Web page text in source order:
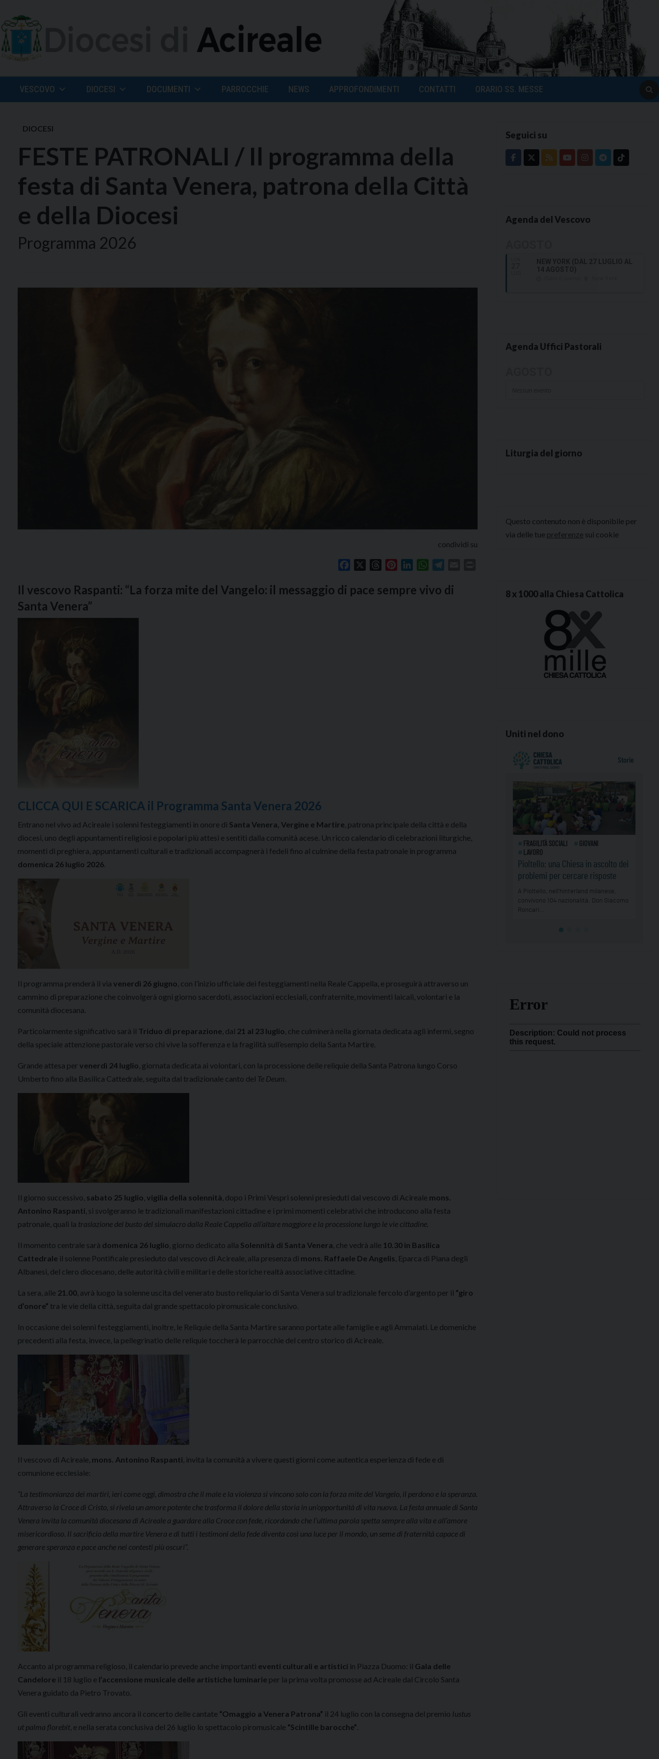
to
content
VESCOVO DIOCESI DOCUMENTI PARROCCHIE NEWS APPROFONDIMENTI CONTATTI ORARIO SS. MESSE
DIOCESI
FESTE PATRONALI / Il programma della
festa di Santa Venera, patrona della Città
e della Diocesi
Programma 2026
condividi su
Facebook ThreadsPinterestLinkedInWhatsApp
Il vescovo Raspanti: “La forza mite del Vangelo: il messaggio di pace sempre vivo di
Santa Venera”
CLICCA QUI E SCARICA il Programma Santa Venera 2026
Entrano nel vivo ad Acireale i solenni festeggiamenti in onore di Santa Venera, Vergine e Martire , patrona principale della città e della
diocesi, uno degli appuntamenti religiosi e popolari più attesi e sentiti dalla comunità acese. Un ricco calendario di celebrazioni liturgiche,
momenti di preghiera, appuntamenti culturali e tradizionali accompagnerà i fedeli fino al culmine della festa patronale in programma
domenica 26 luglio 2026
Il programma prenderà il via venerdì 26 giugno , con l’inizio ufficiale dei festeggiamenti nella Reale Cappella, e proseguirà attraverso un
cammino di preparazione che coinvolgerà ogni giorno sacerdoti, associazioni ecclesiali, confraternite, movimenti laicali, volontari e la
comunità diocesana.
Particolarmente significativo sarà il Triduo di preparazione , dal 21 al 23 luglio , che culminerà nella giornata dedicata agli infermi, segno
della speciale attenzione pastorale verso chi vive la sofferenza e la fragilità sull’esempio della Santa Martire.
Grande attesa per venerdì 24 luglio , giornata dedicata ai volontari, con la processione delle reliquie della Santa Patrona lungo Corso
Umberto fino alla Basilica Cattedrale, seguita dal tradizionale canto del Te Deum
Il giorno successivo, sabato 25 luglio vigilia della solennità , dopo i Primi Vespri solenni presieduti dal vescovo di Acireale mons.
Antonino Raspanti , si svolgeranno le tradizionali manifestazioni cittadine e i primi momenti celebrativi che introducono alla festa
patronale, quali la traslazione del busto del simulacro dalla Reale Cappella all’altare maggiore e la processione lungo le vie cittadine.
Il momento centrale sarà domenica 26 luglio , giorno dedicato alla Solennità di Santa Venera , che vedrà alle 10.30 in Basilica
Cattedrale il solenne Pontificale presieduto dal vescovo di Acireale, alla presenza di mons. Raffaele De Angelis , Eparca di Piana degli
Albanesi, del clero diocesano, delle autorità civili e militari e delle storiche realtà associative cittadine.
La sera, alle 21.00 , avrà luogo la solenne uscita del venerato busto reliquiario di Santa Venera sul tradizionale fercolo d’argento per il “giro
d’onore” tra le vie della città, seguita dal grande spettacolo piromusicale conclusivo.
In occasione dei solenni festeggiamenti, inoltre, le Reliquie della Santa Martire saranno portate alle famiglie e agli Ammalati. Le domeniche
precedenti alla festa, invece, la pellegrinatio delle reliquie toccherà le parrocchie del centro storico di Acireale.
Il vescovo di Acireale, mons. Antonino Raspanti , invita la comunità a vivere questi giorni come autentica esperienza di fede e di
comunione ecclesiale:
“La testimonianza dei martiri, ieri come oggi, dimostra che il male e la violenza si vincono solo con la forza mite del Vangelo, il perdono e la speranza.
Attraverso la Croce di Cristo, si rivela un amore potente che trasforma il dolore della storia in un’opportunità di vita nuova. La festa annuale di Santa
Venera invita la comunità diocesana di Acireale a guardare alla Croce con fede, ricordando che l’ultima parola spetta sempre alla vita e all’amore
misericordioso. Il sacrificio della martire Venera e di tutti i testimoni della fede diventa così una luce per il mondo, un seme di fraternità capace di
generare speranza e pace anche nei contesti più oscuri”.
Accanto al programma religioso, il calendario prevede anche importanti eventi culturali e artistici in Piazza Duomo: il Gala delle
Candelore il 18 luglio e l’accensione musicale delle artistiche luminarie per la prima volta promosse ad Acireale dal Circolo Santa
Venera guidato da Pietro Trovato.
Gli eventi culturali vedranno ancora il concerto delle cantate “Omaggio a Venera Patrona” il 24 luglio con la consegna del premio Iustus
ut palma florebit , e nella serata conclusiva del 26 luglio lo spettacolo piromusicale “Scintille barocche”.
Seguici su
Agenda del Vescovo
Agenda Uffici Pastorali
Liturgia del giorno
Questo contenuto non è disponibile per
via delle tue preferenze sui cookie
8 x 1000 alla Chiesa Cattolica
Uniti nel dono